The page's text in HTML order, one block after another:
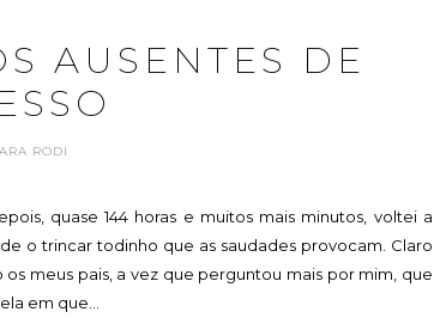
AUSENTES DE
RODI
quase 144 horas e muitos mais minutos, voltei a
o trincar todinho que as saudades provocam. Claro
meus pais, a vez que perguntou mais por mim, que
em que...